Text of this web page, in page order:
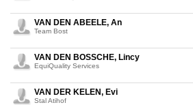
VAN DEN ABEELE, An
Team Bost
VAN DEN BOSSCHE, Lincy
EquiQuality Services
VAN DER KELEN, Evi
Stal Atihof